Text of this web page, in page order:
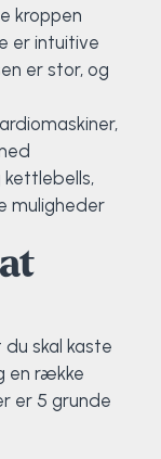
kroppen
er intuitive
er stor, og
kettlebells,
muligheder
skal kaste
en række
er 5 grunde